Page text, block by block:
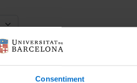
Consentiment